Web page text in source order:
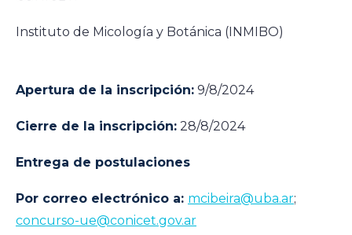
Instituto de Micología y Botánica (INMIBO)
Apertura de la inscripción: 9/8/2024
Cierre de la inscripción: 28/8/2024
Entrega de postulaciones
Por correo electrónico a: mcibeira@uba.ar;
concurso-ue@conicet.gov.ar